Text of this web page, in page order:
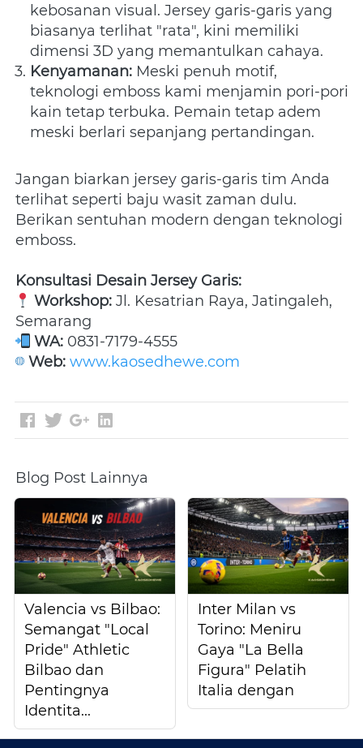
kebosanan visual. Jersey garis-garis yang
biasanya terlihat "rata", kini memiliki
dimensi 3D yang memantulkan cahaya.
Kenyamanan: Meski penuh motif,
teknologi emboss kami menjamin pori-pori
kain tetap terbuka. Pemain tetap adem
meski berlari sepanjang pertandingan.
Jangan biarkan jersey garis-garis tim Anda
terlihat seperti baju wasit zaman dulu.
Berikan sentuhan modern dengan teknologi
emboss.
Konsultasi Desain Jersey Garis:
Workshop: Jl. Kesatrian Raya, Jatingaleh,
Semarang
WA: 0831-7179-4555
Web: www.kaosedhewe.com
Blog Post Lainnya
Valencia vs Bilbao:
Semangat "Local
Pride" Athletic
Bilbao dan
Pentingnya
Identita...
Inter Milan vs
Torino: Meniru
Gaya "La Bella
Figura" Pelatih
Italia dengan